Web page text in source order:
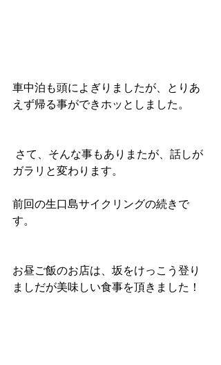
車中泊も頭によぎりましたが、とりあ
えず帰る事ができホッとしました。
ガラリと変わります。
前回の生口島サイクリングの続きで
す。
お昼ご飯のお店は、坂をけっこう登り
ましだが美味しい食事を頂きました！